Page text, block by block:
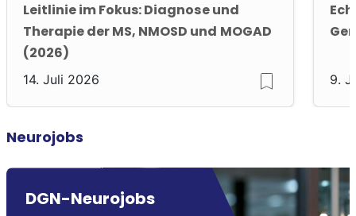
Leitlinie im Fokus: Diagnose und
Therapie der MS, NMOSD und MOGAD
(2026)
14. Juli 2026 9.
Neurojobs
DGN-Neurojobs